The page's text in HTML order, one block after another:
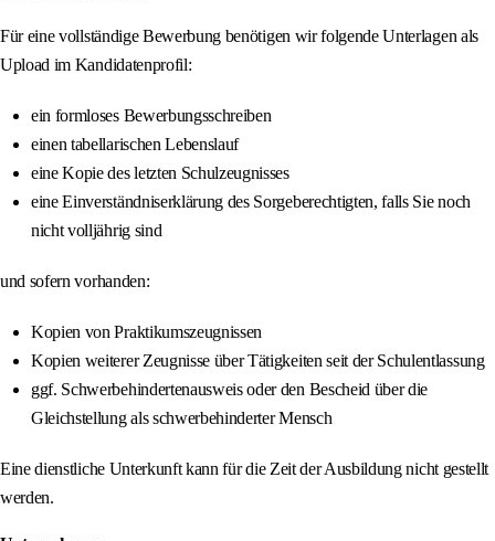
Für eine vollständige Bewerbung benötigen wir folgende Unterlagen als
Upload im Kandidatenprofil:
ein formloses Bewerbungsschreiben
einen tabellarischen Lebenslauf
eine Kopie des letzten Schulzeugnisses
eine Einverständniserklärung des Sorgeberechtigten, falls Sie noch
nicht volljährig sind
und sofern vorhanden:
Kopien von Praktikumszeugnissen
Kopien weiterer Zeugnisse über Tätigkeiten seit der Schulentlassung
ggf. Schwerbehindertenausweis oder den Bescheid über die
Gleichstellung als schwerbehinderter Mensch
Eine dienstliche Unterkunft kann für die Zeit der Ausbildung nicht gestellt
werden.